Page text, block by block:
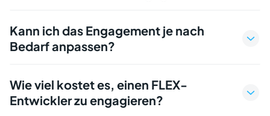
Kann ich das Engagement je nach
Bedarf anpassen?
Wie viel kostet es, einen FLEX-
Entwickler zu engagieren?